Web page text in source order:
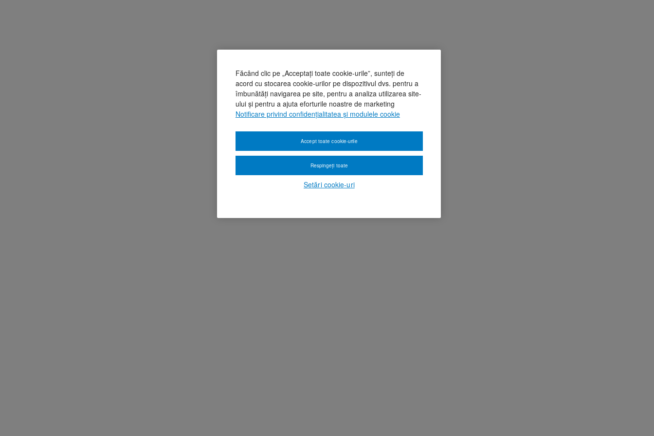
Făcând clic pe „Acceptați toate cookie-urile”, sunteți de
acord cu stocarea cookie-urilor pe dispozitivul dvs. pentru a
îmbunătăți navigarea pe site, pentru a analiza utilizarea site-
ului și pentru a ajuta eforturile noastre de marketing
Notificare privind confidențialitatea și modulele cookie
Setări cookie-uri
Respingeți toate
Accept toate cookie-urile